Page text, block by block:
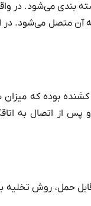
بندی می‌شود. در
نوع بار، اتاقک مورد نظر جهت حمل بارهای
بوده که
پس از اتصال به
حمل، روش‌ تخلیه